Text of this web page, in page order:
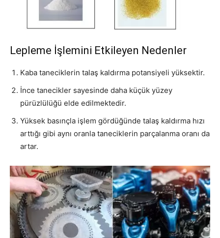
Lepleme İşlemini Etkileyen Nedenler
Kaba taneciklerin talaş kaldırma potansiyeli yüksektir.
İnce tanecikler sayesinde daha küçük yüzey
pürüzlülüğü elde edilmektedir.
Yüksek basınçla işlem gördüğünde talaş kaldırma hızı
arttığı gibi aynı oranla taneciklerin parçalanma oranı da
artar.